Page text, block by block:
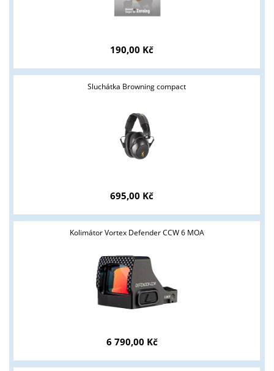
190,00 Kč
Sluchátka Browning compact
695,00 Kč
Kolimátor Vortex Defender CCW 6 MOA
6 790,00 Kč
Tyto stránky jsou určeny pouze odborné veřejnosti od 18 let a
podmínky?
ANO NE